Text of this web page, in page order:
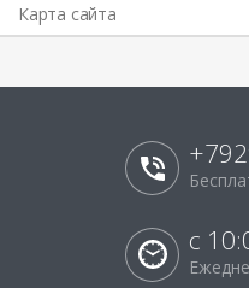
Карта сайта
с